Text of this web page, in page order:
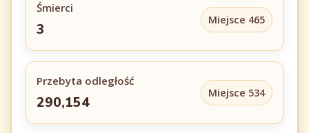
Śmierci
3
Miejsce 465
Przebyta odległość
290,154
Miejsce 534